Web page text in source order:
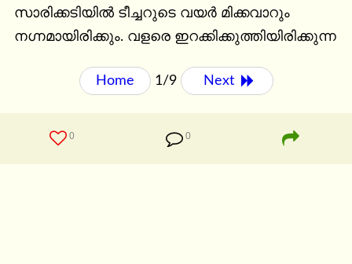
സാരിക്കടിയില്‍ ടീച്ചറുടെ വയര്‍ മിക്കവാറും
നഗ്നമായിരിക്കും. വളരെ ഇറക്കിക്കുത്തിയിരിക്കുന്ന
Home 1/9 Next
0 0